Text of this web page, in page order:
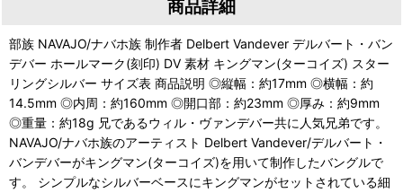
商品詳細
部族 NAVAJO/ナバホ族 制作者 Delbert Vandever デルバート・バン
デバー ホールマーク(刻印) DV 素材 キングマン(ターコイズ) スター
リングシルバー サイズ表 商品説明 ◎縦幅：約17mm ◎横幅：約
14.5mm ◎内周：約160mm ◎開口部：約23mm ◎厚み：約9mm
◎重量：約18g 兄であるウィル・ヴァンデバー共に人気兄弟です。
NAVAJO/ナバホ族のアーティスト Delbert Vandever/デルバート・
バンデバーがキングマン(ターコイズ)を用いて制作したバングルで
す。 シンプルなシルバーベースにキングマンがセットされている細